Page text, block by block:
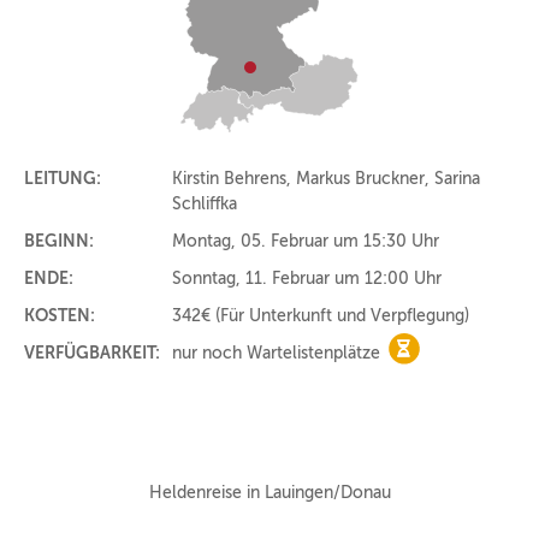
LEITUNG:
Kirstin Behrens, Markus Bruckner, Sarina
Schliffka
BEGINN:
Montag, 05. Februar um 15:30 Uhr
ENDE:
Sonntag, 11. Februar um 12:00 Uhr
KOSTEN:
342€ (Für Unterkunft und Verpflegung)
VERFÜGBARKEIT:
nur noch Wartelistenplätze nur noch
Heldenreise in Lauingen/Donau